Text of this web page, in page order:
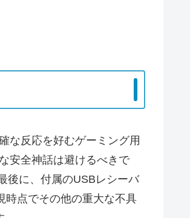
な反応を好むゲーミング用
安全神話は避けるべきで
後に、付属のUSBレシーバ
時点でその他の重大な不具